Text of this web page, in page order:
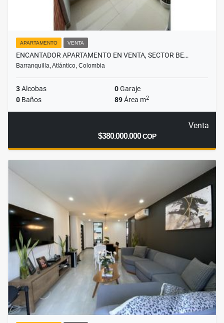
APARTAMENTO VENTA
ENCANTADOR APARTAMENTO EN VENTA, SECTOR BE…
Barranquilla, Atlántico, Colombia
3Alcobas 0Garaje
0 Baños 89Área m2
Venta
$380.000.000COP